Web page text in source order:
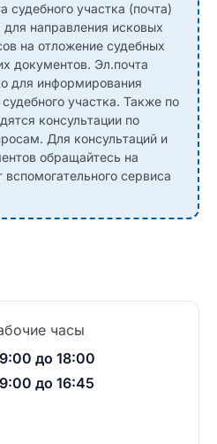
судебного участка (почта)
для направления исковых
на отложение судебных
документов. Эл.почта
для информирования
участка. Также по
консультации по
Для консультаций и
обращайтесь на
сервиса
часы
до 18:00
до 16:45